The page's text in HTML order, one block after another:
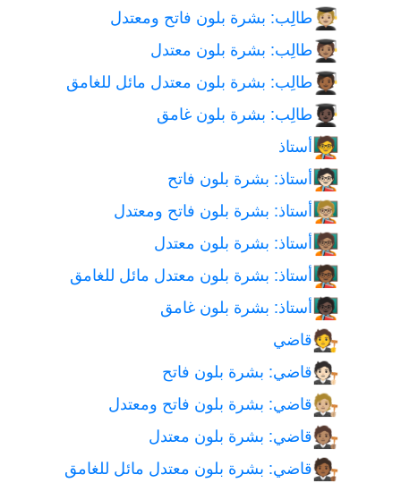
🧑🏼‍🎓 طالِب: بشرة بلون فاتح ومعتدل
🧑🏽‍🎓 طالِب: بشرة بلون معتدل
🧑🏾‍🎓 طالِب: بشرة بلون معتدل مائل للغامق
🧑🏿‍🎓 طالِب: بشرة بلون غامق
🧑‍🏫أستاذ
🧑🏻‍🏫أستاذ: بشرة بلون فاتح
🧑🏼‍🏫أستاذ: بشرة بلون فاتح ومعتدل
🧑🏽‍🏫أستاذ: بشرة بلون معتدل
🧑🏾‍🏫أستاذ: بشرة بلون معتدل مائل للغامق
🧑🏿‍🏫أستاذ: بشرة بلون غامق
🧑‍⚖️قاضي
🧑🏻‍⚖️قاضي: بشرة بلون فاتح
🧑🏼‍⚖️قاضي: بشرة بلون فاتح ومعتدل
🧑🏽‍⚖️قاضي: بشرة بلون معتدل
🧑🏾‍⚖️قاضي: بشرة بلون معتدل مائل للغامق